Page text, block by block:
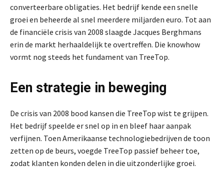
converteerbare obligaties. Het bedrijf kende een snelle
groei en beheerde al snel meerdere miljarden euro. Tot aan
de financiële crisis van 2008 slaagde Jacques Berghmans
erin de markt herhaaldelijk te overtreffen. Die knowhow
vormt nog steeds het fundament van TreeTop.
Een strategie in beweging
De crisis van 2008 bood kansen die TreeTop wist te grijpen.
Het bedrijf speelde er snel op in en bleef haar aanpak
verfijnen. Toen Amerikaanse technologiebedrijven de toon
zetten op de beurs, voegde TreeTop passief beheer toe,
zodat klanten konden delen in die uitzonderlijke groei.